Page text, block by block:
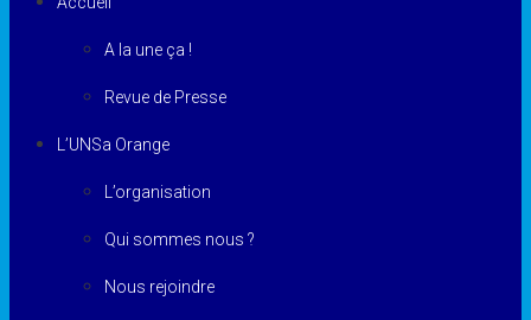
A la une ça !
Revue de Presse
L’UNSa Orange
L’organisation
Qui sommes nous ?
Nous rejoindre